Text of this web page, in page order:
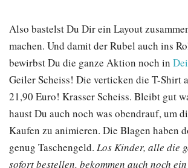
Also bastelst Du Dir ein Layout
machen. Und damit der Rubel auch ins
bewirbst Du die ganze Aktion noch in
Geiler Scheiss! Die verticken die T-Shirt
21,90 Euro! Krasser Scheiss. Bleibt gut
haust Du auch noch was obendrauf, um
Kaufen zu animieren. Die Blagen haben
genug Taschengeld. Los Kinder, alle die
sofort bestellen, bekommen auch noch